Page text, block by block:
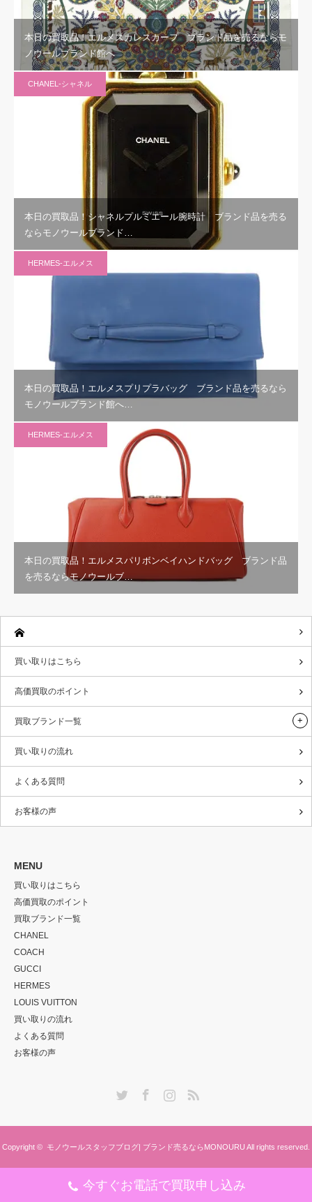
本日の買取品！エルメスカレスカーフ ブランド品を売るならモ
ノウールブランド館へ
CHANEL-シャネル
本日の買取品！シャネルプルミエール腕時計 ブランド品を売る
ならモノウールブランド…
HERMES-エルメス
本日の買取品！エルメスプリプラバッグ ブランド品を売るなら
モノウールブランド館へ…
HERMES-エルメス
本日の買取品！エルメスパリボンベイハンドバッグ ブランド品
を売るならモノウールブ…
買い取りはこちら
高価買取のポイント
買取ブランド一覧
買い取りの流れ
よくある質問
お客様の声
MENU
買い取りはこちら
高価買取のポイント
買取ブランド一覧
CHANEL
COACH
GUCCI
HERMES
LOUIS VUITTON
買い取りの流れ
よくある質問
お客様の声
Copyright © モノウールスタッフブログ| ブランド売るならMONOURU All rights reserved.
今すぐお電話で買取申し込み